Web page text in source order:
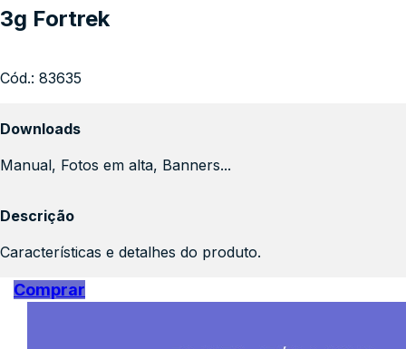
3g Fortrek
Cód.: 83635
Downloads
Manual, Fotos em alta, Banners...
Descrição
Características e detalhes do produto.
Comprar